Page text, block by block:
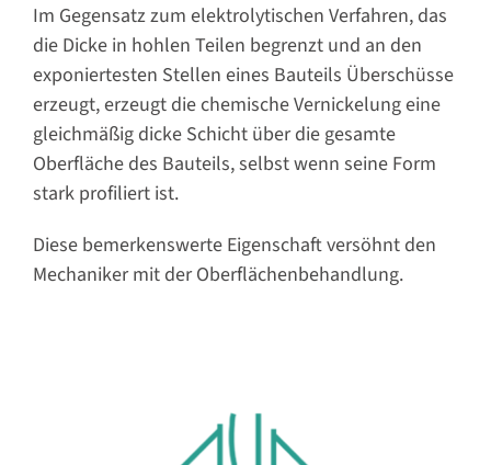
Im Gegensatz zum elektrolytischen Verfahren, das
die Dicke in hohlen Teilen begrenzt und an den
exponiertesten Stellen eines Bauteils Überschüsse
erzeugt, erzeugt die chemische Vernickelung eine
gleichmäßig dicke Schicht über die gesamte
Oberfläche des Bauteils, selbst wenn seine Form
stark profiliert ist.
Diese bemerkenswerte Eigenschaft versöhnt den
Mechaniker mit der Oberflächenbehandlung.